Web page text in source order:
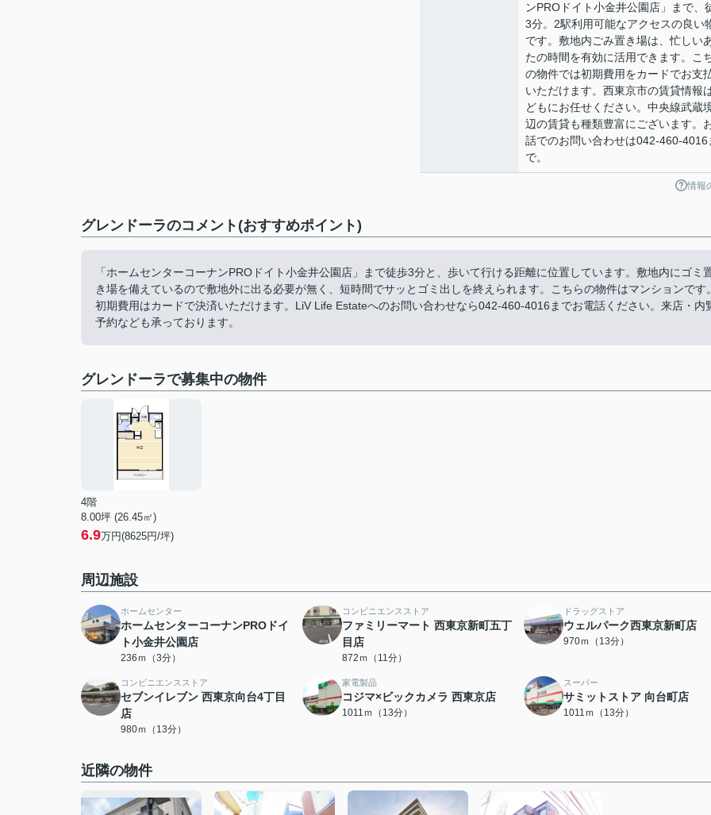
ンPROドイト小金井公園店」まで、
3分。2駅利用可能なアクセスの良い
です。敷地内ごみ置き場は、忙しい
たの時間を有効に活用できます。こ
の物件では初期費用をカードでお支
いただけます。西東京市の賃貸情報
どもにお任せください。中央線武蔵
辺の賃貸も種類豊富にございます。
話でのお問い合わせは042-460-4016
で。
情報
グレンドーラのコメント(おすすめポイント)
「ホームセンターコーナンPROドイト小金井公園店」まで徒歩3分と、歩いて行ける距離に位置しています。敷地内にゴミ
き場を備えているので敷地外に出る必要が無く、短時間でサッとゴミ出しを終えられます。こちらの物件はマンションです。
初期費用はカードで決済いただけます。LiV Life Estateへのお問い合わせなら042-460-4016までお電話ください。来店・内
予約なども承っております。
グレンドーラで募集中の物件
4階
8.00坪 (26.45㎡)
6.9万円(8625円/坪)
周辺施設
ホームセンター
ホームセンターコーナンPROドイ
ト小金井公園店
236ｍ（3分）
コンビニエンスストア
ファミリーマート 西東京新町五丁
目店
872ｍ（11分）
ドラッグストア
ウェルパーク西東京新町店
970ｍ（13分）
コンビニエンスストア
セブンイレブン 西東京向台4丁目
店
980ｍ（13分）
家電製品
コジマ×ビックカメラ 西東京店
1011ｍ（13分）
スーパー
サミットストア 向台町店
1011ｍ（13分）
近隣の物件